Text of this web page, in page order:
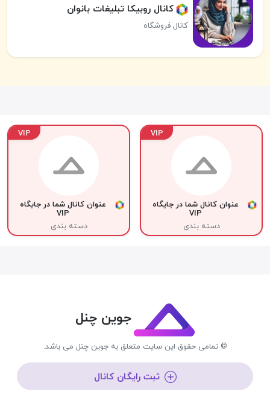
کانال روبیکا تبلیغات بانوان
کانال فروشگاه
VIP
عنوان کانال شما در جایگاه
VIP
دسته بندی
VIP
عنوان کانال شما در جایگاه
VIP
دسته بندی
جوین چنل
© تمامی حقوق این سایت متعلق به جوین چنل می باشد.
ثبت رایگان کانال